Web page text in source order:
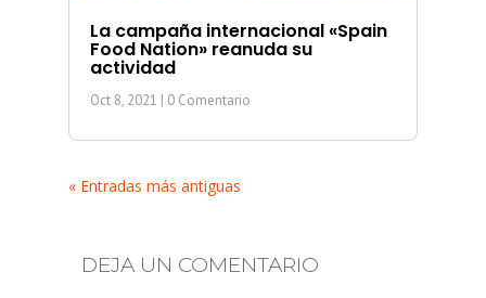
La campaña internacional «Spain
Food Nation» reanuda su
actividad
Oct 8, 2021 | 0 Comentario
« Entradas más antiguas
DEJA UN COMENTARIO